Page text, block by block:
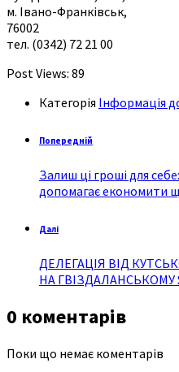
м. Івано-Франківськ,
76002
тел. (0342) 72 21 00
Post Views: 89
Категорія Інформація
Попередній
Залиш ці гроші для
допомагає економити
Далі
ДЕЛЕГАЦІЯ ВІД
НА ГВІЗДАЛАНСЬКОМУ
0 коментарів
Поки що немає коментарів